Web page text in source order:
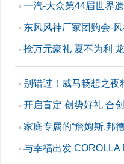
▪ 一汽-大众第44届世界
▪ 东风风神厂家团购会-
▪ 抢万元豪礼 夏不为利
▪ 别错过！威马畅想之夜
▪ 开启盲定 创势好礼 合
▪ 家庭专属的“詹姆斯.邦
▪ 与幸福出发 COROLLA